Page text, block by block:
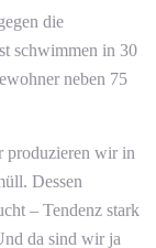
die
schwimmen in 30
neben 75
produzieren wir in
Dessen
– Tendenz stark
da sind wir ja